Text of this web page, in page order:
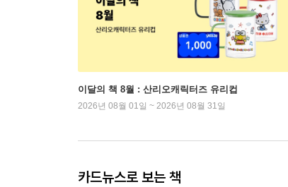
이달의 책 8월 : 산리오캐릭터즈 유리컵
2026년 08월 01일 ~ 2026년 08월 31일
카드뉴스로 보는 책